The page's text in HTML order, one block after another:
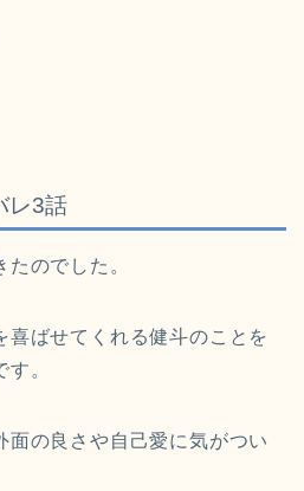
レ3話
のでした。
喜ばせてくれる健斗のことを
。
面の良さや自己愛に気がつい